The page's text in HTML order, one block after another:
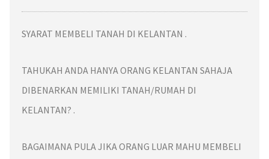
SYARAT MEMBELI TANAH DI KELANTAN .
TAHUKAH ANDA HANYA ORANG KELANTAN SAHAJA
DIBENARKAN MEMILIKI TANAH/RUMAH DI
KELANTAN? .
BAGAIMANA PULA JIKA ORANG LUAR MAHU MEMBELI